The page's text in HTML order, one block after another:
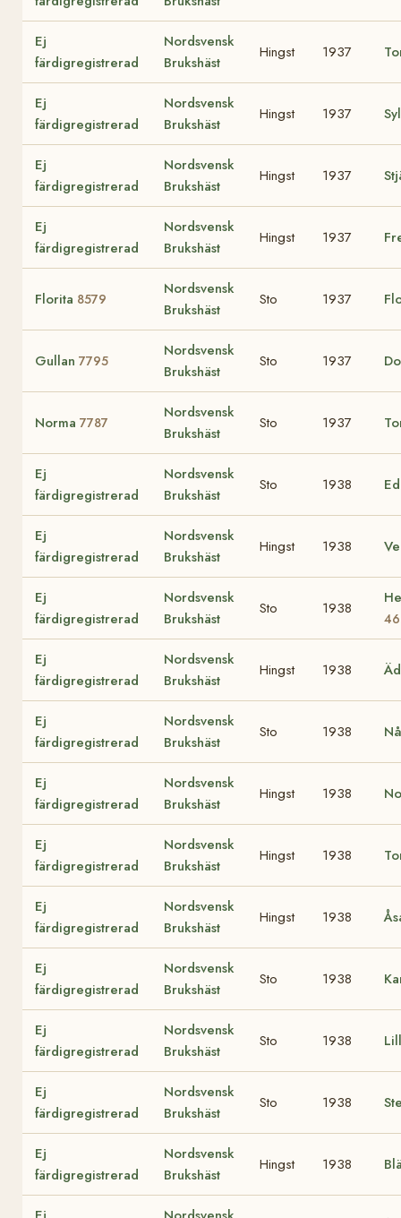
Ej
färdigregistrerad
Nordsvensk
Brukshäst
Hingst 1937
Ej
färdigregistrerad
Nordsvensk
Brukshäst
Hingst 1937
Ej
färdigregistrerad
Nordsvensk
Brukshäst
Hingst 1937
Ej
färdigregistrerad
Nordsvensk
Brukshäst
Hingst 1937
Florita 8579
Nordsvensk
Brukshäst
Sto 1937
Gullan 7795
Nordsvensk
Brukshäst
Sto 1937
Norma 7787
Nordsvensk
Brukshäst
Sto 1937
Ej
färdigregistrerad
Nordsvensk
Brukshäst
Sto 1938
Ej
färdigregistrerad
Nordsvensk
Brukshäst
Hingst 1938
Ej
färdigregistrerad
Nordsvensk
Brukshäst
Sto 1938
Ej
färdigregistrerad
Nordsvensk
Brukshäst
Hingst 1938
Ej
färdigregistrerad
Nordsvensk
Brukshäst
Sto 1938
Ej
färdigregistrerad
Nordsvensk
Brukshäst
Hingst 1938
Ej
färdigregistrerad
Nordsvensk
Brukshäst
Hingst 1938
Ej
färdigregistrerad
Nordsvensk
Brukshäst
Hingst 1938
Ej
färdigregistrerad
Nordsvensk
Brukshäst
Sto 1938
Ej
färdigregistrerad
Nordsvensk
Brukshäst
Sto 1938
Ej
färdigregistrerad
Nordsvensk
Brukshäst
Sto 1938
Ej
färdigregistrerad
Nordsvensk
Brukshäst
Hingst 1938